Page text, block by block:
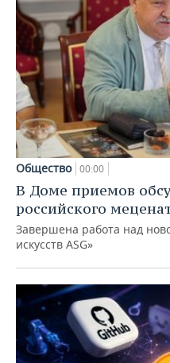
Общество 00:00
В Доме приемов
российского
Завершена работа над
искусств ASG»